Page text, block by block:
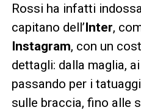
Rossi ha infatti
capitano dell’Inter,
Instagram, con un
dettagli: dalla maglia,
passando per i
sulle braccia, fino alle